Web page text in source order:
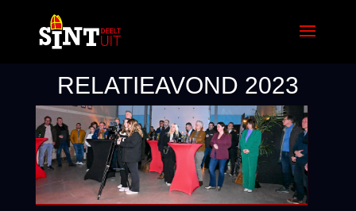
RELATIEAVOND 2023